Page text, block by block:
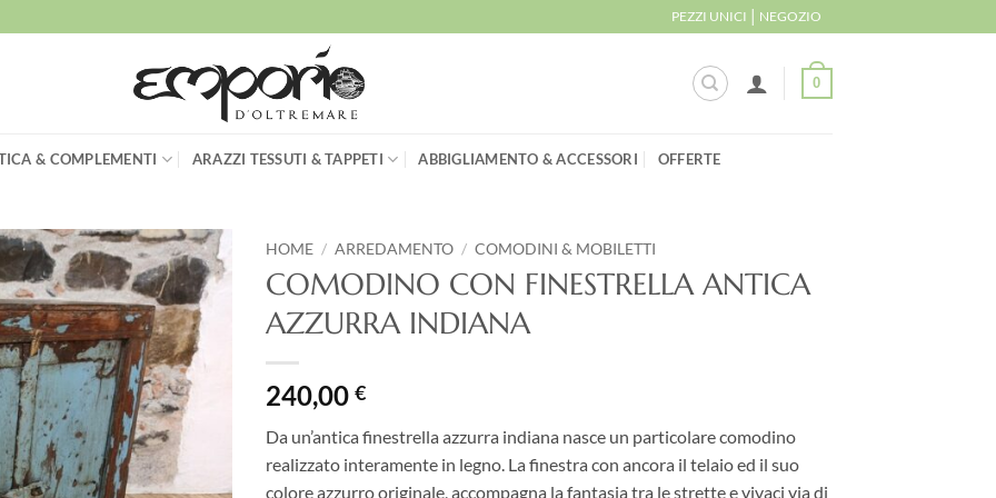
PEZZI UNICI | NEGOZIO
0
& COMPLEMENTI ARAZZI TESSUTI & TAPPETI ABBIGLIAMENTO & ACCESSORI OFFERTE
Aggiungi
alla lista
dei
desideri
HOME / ARREDAMENTO / COMODINI & MOBILETTI
COMODINO CON FINESTRELLA ANTICA
AZZURRA INDIANA
240,00 €
Da un’antica finestrella azzurra indiana nasce un particolare comodino
realizzato interamente in legno. La finestra con ancora il telaio ed il suo
colore azzurro originale, accompagna la fantasia tra le strette e vivaci via di